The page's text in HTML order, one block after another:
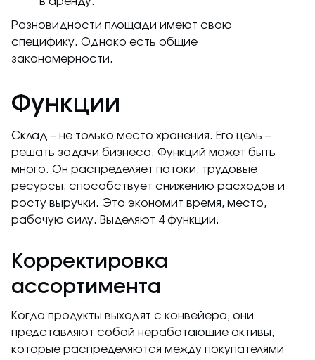
Разновидности площади имеют свою
специфику. Однако есть общие
закономерности.
Функции
Склад – не только место хранения. Его цель –
решать задачи бизнеса. Функций может быть
много. Он распределяет потоки, трудовые
ресурсы, способствует снижению расходов и
росту выручки. Это экономит время, место,
рабочую силу. Выделяют 4 функции.
Корректировка
ассортимента
Когда продукты выходят с конвейера, они
представляют собой неработающие активы,
которые распределяются между покупателями